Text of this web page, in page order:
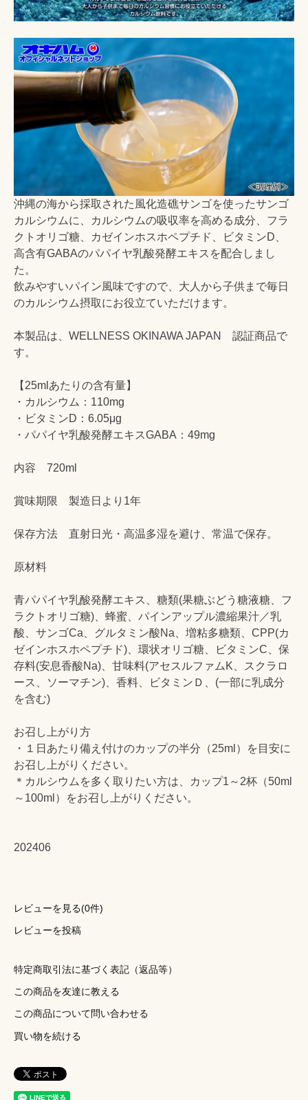
沖縄の海から採取された風化造礁サンゴを使ったサンゴ
カルシウムに、カルシウムの吸収率を高める成分、フラ
クトオリゴ糖、カゼインホスホペプチド、ビタミンD、
高含有GABAのパパイヤ乳酸発酵エキスを配合しまし
た。
飲みやすいパイン風味ですので、大人から子供まで毎日
のカルシウム摂取にお役立ていただけます。
本製品は、WELLNESS OKINAWA JAPAN 認証商品で
す。
【25mlあたりの含有量】
・カルシウム：110mg
・ビタミンD：6.05μg
・パパイヤ乳酸発酵エキスGABA：49mg
内容 720ml
賞味期限 製造日より1年
保存方法 直射日光・高温多湿を避け、常温で保存。
原材料
青パパイヤ乳酸発酵エキス、糖類(果糖ぶどう糖液糖、フ
ラクトオリゴ糖)、蜂蜜、パインアップル濃縮果汁／乳
酸、サンゴCa、グルタミン酸Na、増粘多糖類、CPP(カ
ゼインホスホペプチド)、環状オリゴ糖、ビタミンC、保
存料(安息香酸Na)、甘味料(アセスルファムK、スクラロ
ース、ソーマチン)、香料、ビタミンＤ、(一部に乳成分
を含む)
お召し上がり方
・１日あたり備え付けのカップの半分（25ml）を目安に
お召し上がりください。
＊カルシウムを多く取りたい方は、カップ1～2杯（50ml
～100ml）をお召し上がりください。
202406
レビューを見る(0件)
レビューを投稿
特定商取引法に基づく表記（返品等）
この商品を友達に教える
この商品について問い合わせる
買い物を続ける